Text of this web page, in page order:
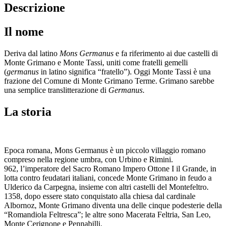
Descrizione
Il nome
Deriva dal latino Mons Germanus e fa riferimento ai due castelli di
Monte Grimano e Monte Tassi, uniti come fratelli gemelli
(germanus in latino significa “fratello”). Oggi Monte Tassi è una
frazione del Comune di Monte Grimano Terme. Grimano sarebbe
una semplice translitterazione di Germanus.
La storia
Epoca romana, Mons Germanus è un piccolo villaggio romano
compreso nella regione umbra, con Urbino e Rimini.
962, l’imperatore del Sacro Romano Impero Ottone I il Grande, in
lotta contro feudatari italiani, concede Monte Grimano in feudo a
Ulderico da Carpegna, insieme con altri castelli del Montefeltro.
1358, dopo essere stato conquistato alla chiesa dal cardinale
Albornoz, Monte Grimano diventa una delle cinque podesterie della
“Romandiola Feltresca”; le altre sono Macerata Feltria, San Leo,
Monte Cerignone e Pennabilli.